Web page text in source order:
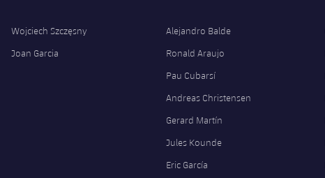
Wojciech Szczęsny
Joan Garcia
Alejandro Balde
Ronald Araujo
Pau Cubarsí
Andreas Christensen
Gerard Martín
Jules Kounde
Eric García